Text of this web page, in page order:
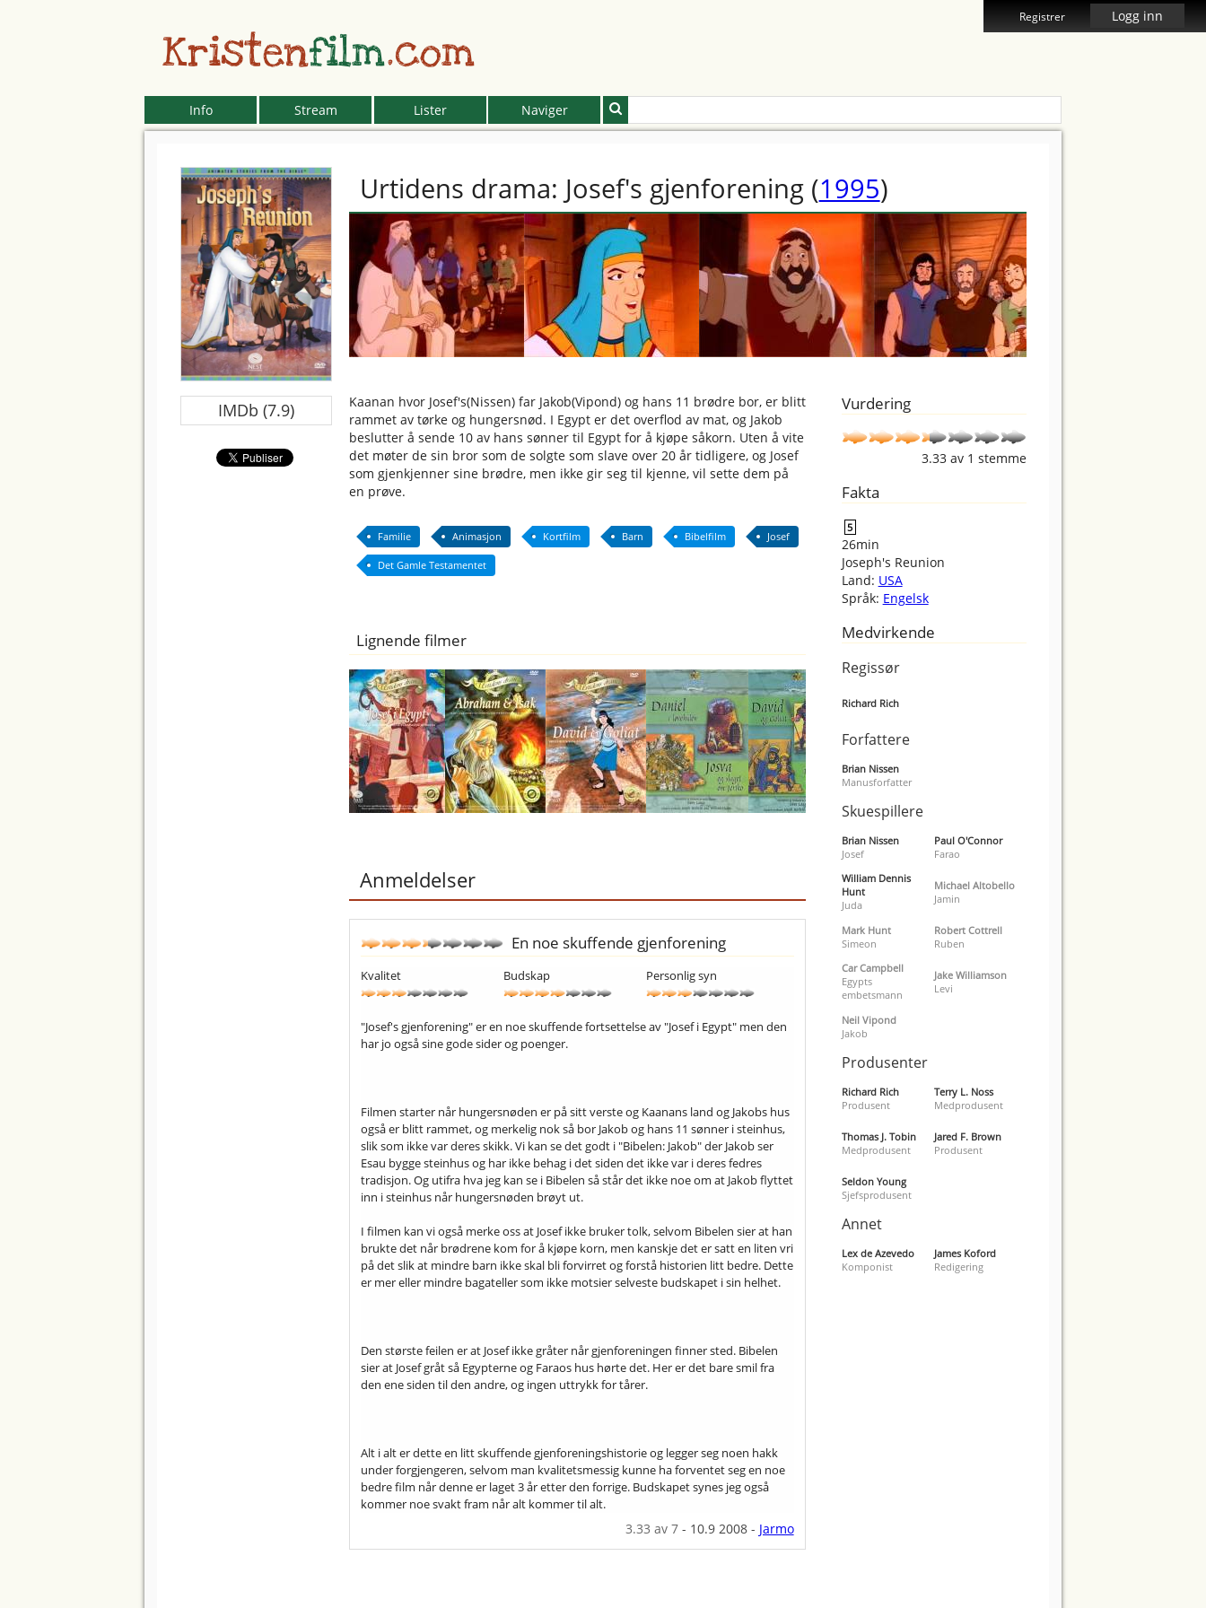
Registrer Logg inn
Kristenfilm.com
Info Stream Lister Naviger
IMDb (7.9)
Urtidens drama: Josef's gjenforening(1995)
Kaanan hvor Josef's(Nissen) far Jakob(Vipond) og hans 11 brødre bor, er blitt
rammet av tørke og hungersnød. I Egypt er det overflod av mat, og Jakob
beslutter å sende 10 av hans sønner til Egypt for å kjøpe såkorn. Uten å vite
det møter de sin bror som de solgte som slave over 20 år tidligere, og Josef
som gjenkjenner sine brødre, men ikke gir seg til kjenne, vil sette dem på
en prøve.
Familie Animasjon Kortfilm Barn Bibelfilm Josef
Det Gamle Testamentet
Vurdering
3.33 av 1 stemme
Fakta
5
26min
Joseph's Reunion
Land: USA
Språk: Engelsk
Medvirkende
Regissør
Richard Rich
Forfattere
Brian Nissen
Manusforfatter
Skuespillere
Brian Nissen
Josef
Paul O'Connor
Farao
William Dennis
Hunt
Juda
Michael Altobello
Jamin
Mark Hunt
Simeon
Robert Cottrell
Ruben
Car Campbell
Egypts
embetsmann
Jake Williamson
Levi
Neil Vipond
Jakob
Produsenter
Richard Rich
Produsent
Terry L. Noss
Medprodusent
Thomas J. Tobin
Medprodusent
Jared F. Brown
Produsent
Seldon Young
Sjefsprodusent
Annet
Lex de Azevedo
Komponist
James Koford
Redigering
Lignende filmer
Anmeldelser
En noe skuffende gjenforening
Kvalitet Budskap Personlig syn
"Josef's gjenforening" er en noe skuffende fortsettelse av "Josef i Egypt" men den
har jo også sine gode sider og poenger.
Filmen starter når hungersnøden er på sitt verste og Kaanans land og Jakobs hus
også er blitt rammet, og merkelig nok så bor Jakob og hans 11 sønner i steinhus,
slik som ikke var deres skikk. Vi kan se det godt i "Bibelen: Jakob" der Jakob ser
Esau bygge steinhus og har ikke behag i det siden det ikke var i deres fedres
tradisjon. Og utifra hva jeg kan se i Bibelen så står det ikke noe om at Jakob flyttet
inn i steinhus når hungersnøden brøyt ut.
I filmen kan vi også merke oss at Josef ikke bruker tolk, selvom Bibelen sier at han
brukte det når brødrene kom for å kjøpe korn, men kanskje det er satt en liten vri
på det slik at mindre barn ikke skal bli forvirret og forstå historien litt bedre. Dette
er mer eller mindre bagateller som ikke motsier selveste budskapet i sin helhet.
Den største feilen er at Josef ikke gråter når gjenforeningen finner sted. Bibelen
sier at Josef gråt så Egypterne og Faraos hus hørte det. Her er det bare smil fra
den ene siden til den andre, og ingen uttrykk for tårer.
Alt i alt er dette en litt skuffende gjenforeningshistorie og legger seg noen hakk
under forgjengeren, selvom man kvalitetsmessig kunne ha forventet seg en noe
bedre film når denne er laget 3 år etter den forrige. Budskapet synes jeg også
kommer noe svakt fram når alt kommer til alt.
3.33 av 7- 10.9 2008- Jarmo